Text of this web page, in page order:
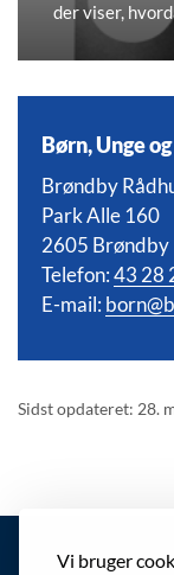
Vi bruger
der viser,
Børn, Unge
Brøndby
Park Alle 160
2605 Brøndby
Telefon:43 28
E-mail:
Sidst opdateret: 28.